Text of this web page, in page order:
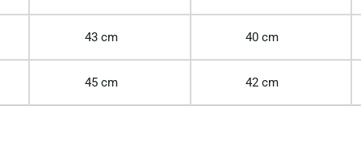
43 cm 40 cm
45 cm 42 cm